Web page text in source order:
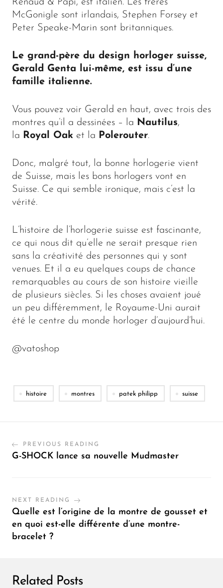
McGonigle sont irlandais, Stephen Forsey et
Peter Speake-Marin sont britanniques.
Le grand-père du design horloger suisse,
Gerald Genta lui-même, est issu d’une
famille italienne.
Vous pouvez voir Gerald en haut, avec trois des
montres qu’il a dessinées – la Nautilus,
la Royal Oak et la Polerouter.
Donc, malgré tout, la bonne horlogerie vient
de Suisse, mais les bons horlogers vont en
Suisse. Ce qui semble ironique, mais c’est la
vérité.
L’histoire de l’horlogerie suisse est fascinante,
ce qui nous dit qu’elle ne serait presque rien
sans la créativité des personnes qui y sont
venues. Et il a eu quelques coups de chance
remarquables au cours de son histoire vieille
de plusieurs siècles. Si les choses avaient joué
un peu différemment, le Royaume-Uni aurait
été le centre du monde horloger d’aujourd’hui.
@vatoshop
histoire montres patek philipp suisse
PREVIOUS READING
G-SHOCK lance sa nouvelle Mudmaster
NEXT READING
Quelle est l’origine de la montre de gousset et
en quoi est-elle différente d’une montre-
bracelet ?
Related Posts